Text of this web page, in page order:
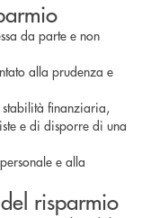
da parte e non
alla prudenza e
stabilità finanziaria,
e di disporre di una
e alla
risparmio